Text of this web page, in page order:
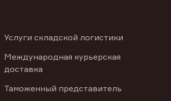
Услуги складской логистики
Международная курьерская
доставка
Таможенный представитель